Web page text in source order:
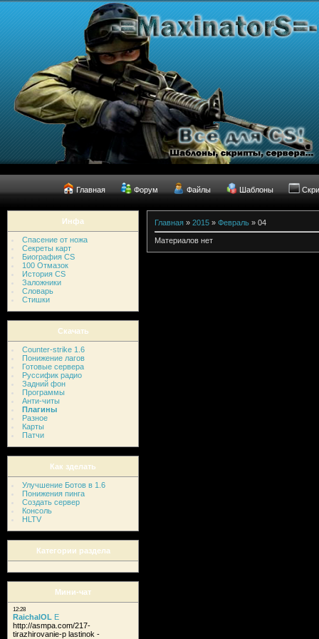
Главная Форум Файлы Шаблоны
Инфа
Спасение от ножа
Секреты карт
Биография CS
100 Отмазок
История CS
Заложники
Словарь
Стишки
Скачать
Counter-strike 1.6
Понижение лагов
Готовые сервера
Руссифик радио
Задний фон
Программы
Анти-читы
Плагины
Разное
Карты
Патчи
Как зделать
Улучшение Ботов в 1.6
Понижения пинга
Создать сервер
Консоль
HLTV
Категории раздела
Мини-чат
Главная » 2015 » Февраль » 04
Материалов нет